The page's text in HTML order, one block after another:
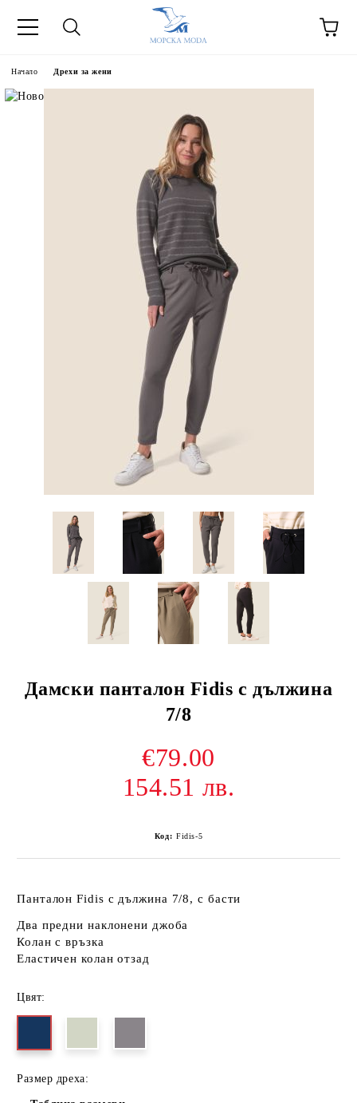
Начало Дрехи за жени
Дамски панталон Fidis с дължина
7/8
€79.00
154.51 лв.
Код: Fidis-5
Панталон Fidis с дължина 7/8, с басти
Два предни наклонени джоба
Колан с връзка
Еластичен колан отзад
Цвят:
Размер дреха: